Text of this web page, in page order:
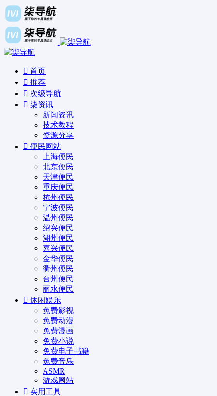
首页
推荐
次级导航
柒资讯
新闻资讯
技术教程
资源分享
便民网站
上海便民
北京便民
天津便民
重庆便民
杭州便民
宁波便民
温州便民
绍兴便民
湖州便民
嘉兴便民
金华便民
衢州便民
台州便民
丽水便民
休闲娱乐
免费影视
免费动漫
免费漫画
免费小说
免费电子书籍
免费音乐
ASMR
游戏网站
实用工具